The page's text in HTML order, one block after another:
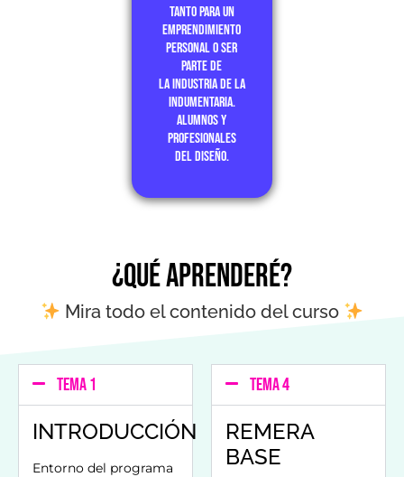
tanto para un
emprendimiento
personal o ser
parte de
la industria de la
indumentaria.
Alumnos y
profesionales
del diseño.
¿Qué aprenderé?
Mira todo el contenido del curso
TEMA 1
INTRODUCCIÓN
Entorno del programa
TEMA 4
REMERA
BASE